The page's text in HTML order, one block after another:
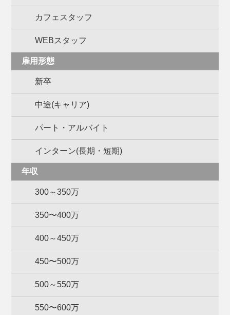
カフェスタッフ
WEBスタッフ
雇用形態
新卒
中途(キャリア)
パート・アルバイト
インターン(長期・短期)
年収
300～350万
350〜400万
400～450万
450〜500万
500～550万
550〜600万